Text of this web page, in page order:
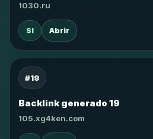
1030.ru
SI Abrir
#19
Backlink generado 19
105.xg4ken.com